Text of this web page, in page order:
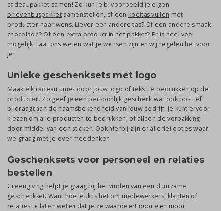
cadeaupakket samen! Zo kun je bijvoorbeeld je eigen
brievenbuspakket samenstellen, of een koeltas vullen met
producten naar wens. Liever een andere tas? Of een andere smaak
chocolade? Of een extra product in het pakket? Er is heel veel
mogelijk. Laat ons weten wat je wensen zijn en wij regelen het voor
je!
Unieke geschenksets met logo
Maak elk cadeau uniek door jouw logo of tekst te bedrukken op de
producten. Zo geef je een persoonlijk geschenk wat ook positief
bijdraagt aan de naamsbekendheid van jouw bedrijf. Je kunt ervoor
kiezen om alle producten te bedrukken, of alleen de verpakking
door middel van een sticker. Ook hierbij zijn er allerlei opties waar
we graag met je over meedenken.
Geschenksets voor personeel en relaties
bestellen
Greengiving helpt je graag bij het vinden van een duurzame
geschenkset. Want hoe leuk is het om medewerkers, klanten of
relaties te laten weten dat je ze waardeert door een mooi